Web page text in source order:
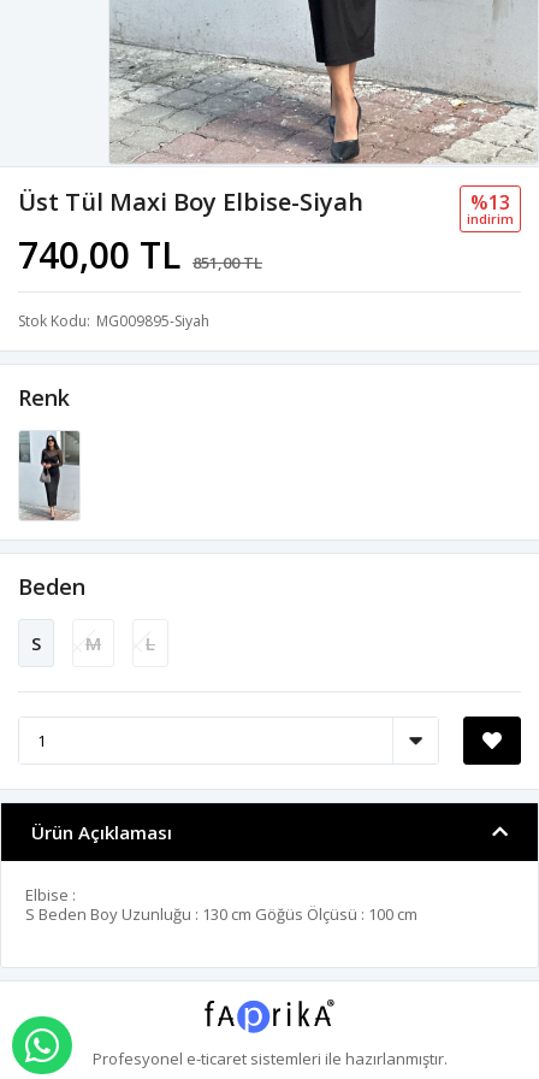
Üst Tül Maxi Boy Elbise-Siyah
740,00 TL 851,00 TL
%13
i̇ndi̇ri̇m
Stok Kodu MG009895-Siyah
Renk
Beden
S M L
Ürün Açıklaması
Elbise :
S Beden Boy Uzunluğu : 130 cm Göğüs Ölçüsü : 100 cm
Profesyonel e-ticaretsistemleri ile hazırlanmıştır.